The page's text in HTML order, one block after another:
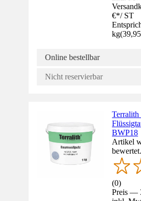
€*/ ST
kg(
Online bestellbar
Nicht reservierbar
BWP18
Artikel
bewertet.
(0)
Preis —